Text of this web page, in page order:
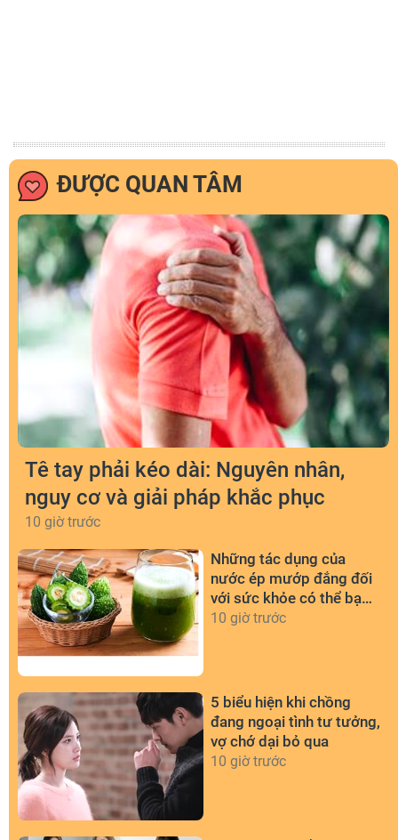
ĐƯỢC QUAN TÂM
Tê tay phải kéo dài: Nguyên nhân,
nguy cơ và giải pháp khắc phục
10 giờ trước
Những tác dụng của
nước ép mướp đắng đối
với sức khỏe có thể bạn
chưa biết
10 giờ trước
5 biểu hiện khi chồng
đang ngoại tình tư tưởng,
vợ chớ dại bỏ qua
10 giờ trước